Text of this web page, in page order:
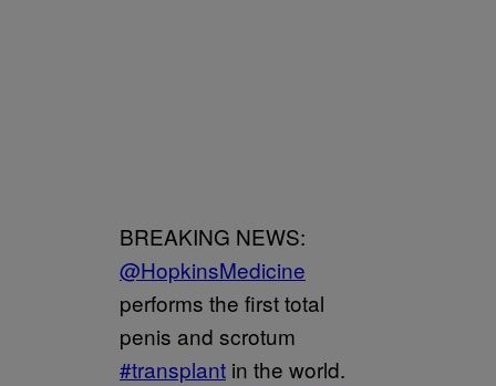
BREAKING NEWS:
@HopkinsMedicine
performs the first total
penis and scrotum
#transplant in the world.